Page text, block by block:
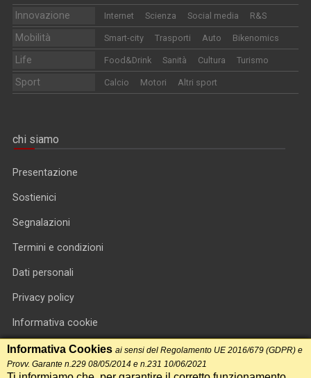
Innovazione Internet Scienza Social media R&S
Mobilità Smart-city Trasporti Auto Bikenomics
Life Food&Drink Sanità Cultura Turismo
Sport Calcio Motori Altri sport
chi siamo
Presentazione
Sostienici
Segnalazioni
Termini e condizioni
Dati personali
Privacy policy
Informativa cookie
RSS feed
RSS Top News
Informativa Cookies ai sensi del Regolamento UE 2016/679 (GDPR) e
Provv. Garante n.229 08/05/2014 e n.231 10/06/2021